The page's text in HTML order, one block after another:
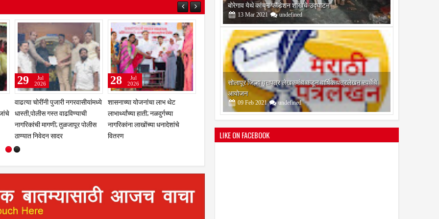
कुलस्वामिनीच्या चरणी अभिनेत्री
प्राजक्ता माळी; तुळजाभवानी मंदिरात
सहकुटुंब पूजा-अर्चा
31
Jul
2026
झरेगावच्या दत्त मठात गुरुपौर्णिमेचा
भक्तिरंग; 'दासबोध'वर काका महाराजांचे
प्रबोधन
29
Jul
2026
आयोजन
09 Feb 2021 undefined
श्री मल्लिकार्जुन प्रशालेकडून उमाकांत गाढवे यांचा सत्कार
25 Mar 2021 undefined
LIKE ON FACEBOOK